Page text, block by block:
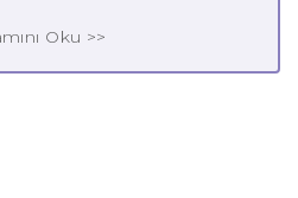
Oku >>